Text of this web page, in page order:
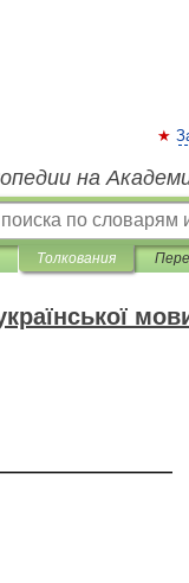
на
Толкования